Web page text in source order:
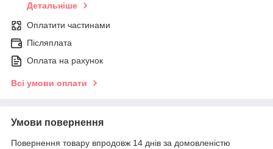
Детальніше
Оплатити частинами
Післяплата
Оплата на рахунок
Всі умови оплати
Умови повернення
Повернення товару впродовж 14 днів за домовленістю